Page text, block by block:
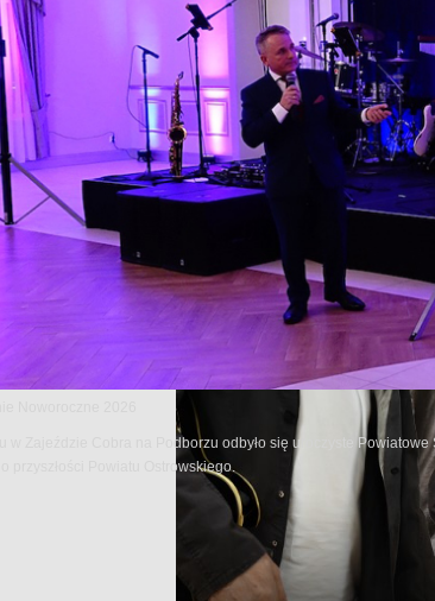
w Zajeździe Cobra na Podborzu odbyło się uroczyste
przyszłości Powiatu Ostrowskiego.